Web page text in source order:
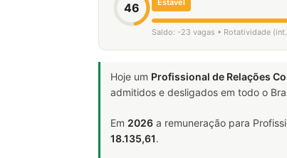
46
Saldo: -23 vagas • Rotatividade
Hoje um Profissional de Relações
admitidos e desligados em todo o
Em 2026 a remuneração para
18.135,61.